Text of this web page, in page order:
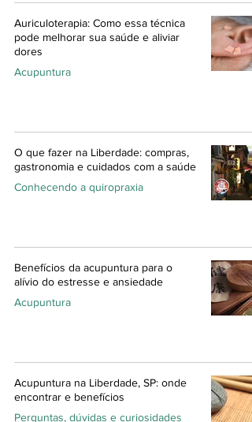
Auriculoterapia: Como essa técnica
pode melhorar sua saúde e aliviar
dores
Acupuntura
O que fazer na Liberdade: compras,
gastronomia e cuidados com a saúde
Conhecendo a quiropraxia
Benefícios da acupuntura para o
alívio do estresse e ansiedade
Acupuntura
Acupuntura na Liberdade, SP: onde
encontrar e benefícios
Perguntas, dúvidas e curiosidades